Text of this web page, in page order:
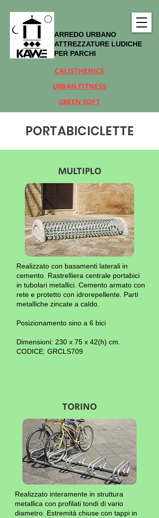
ARREDO URBANO
ATTREZZATURE LUDICHE
PER PARCHI
CALISTHENICS
URBAN FITNESS
GREEN SOFT
PORTABICICLETTE
MULTIPLO
Realizzato con basamenti laterali in
cemento. Rastrelliera centrale portabici
in tubolari metallici. Cemento armato con
rete e protetto con idrorepellente. Parti
metalliche zincate a caldo.
Posizionamento sino a 6 bici
Dimensioni: 230 x 75 x 42(h) cm.
CODICE: GRCLS709
TORINO
Realizzato interamente in struttura
metallica con profilati tondi di vario
diametro. Estremità chiuse con tappi in